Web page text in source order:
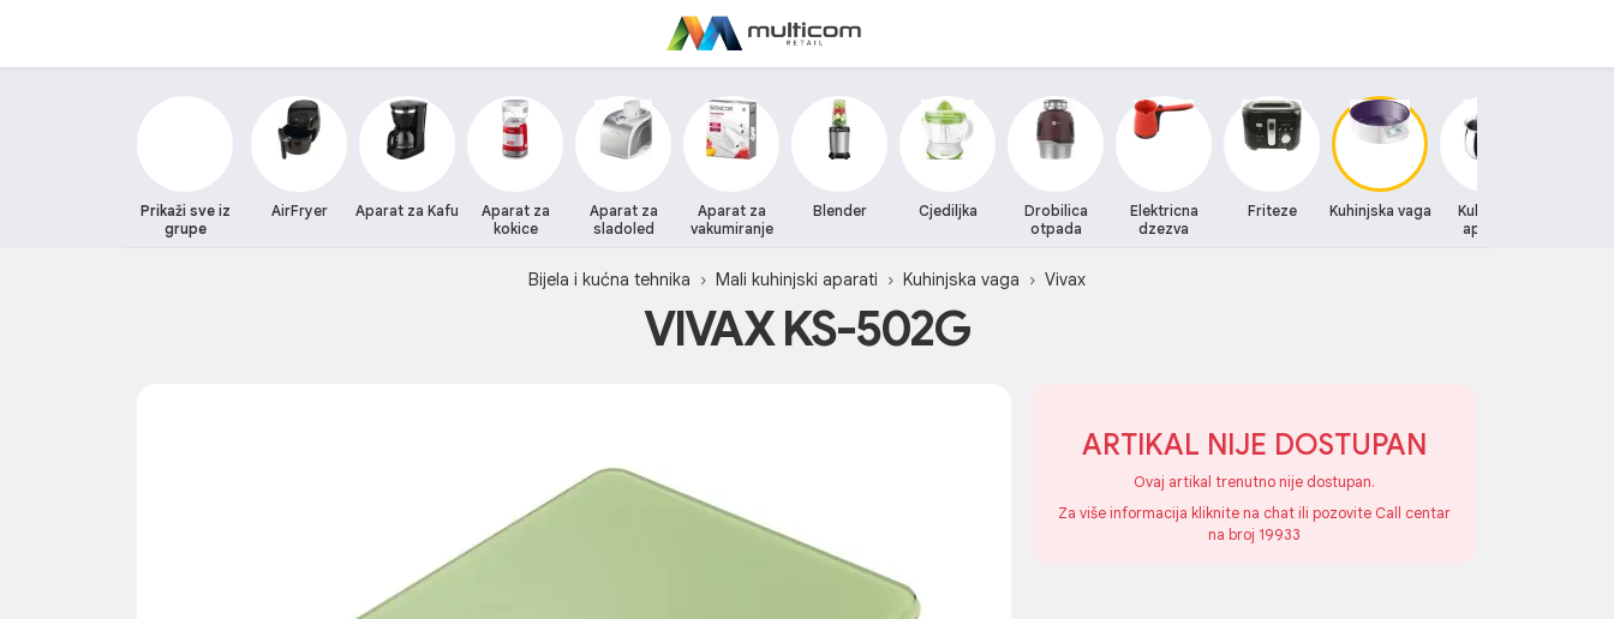
Prikaži sve iz
grupe
AirFryer Aparat za Kafu
Aparat za
kokice
Aparat za
sladoled
Aparat za
vakumiranje
Blender Cjediljka
Drobilica
otpada
Elektricna
dzezva
Friteze Kuhinjska vaga
Kuhinjski
aparati
Bijela i kućna tehnika Mali kuhinjski aparati Kuhinjska vaga Vivax
VIVAX KS-502G
ARTIKAL NIJE DOSTUPAN
Ovaj artikal trenutno nije dostupan.
Za više informacija kliknite na chat ili pozovite Call centar
na broj 19933